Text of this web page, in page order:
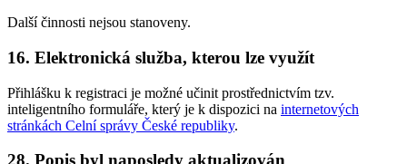
Další činnosti nejsou stanoveny.
16. Elektronická služba, kterou lze využít
Přihlášku k registraci je možné učinit prostřednictvím tzv.
inteligentního formuláře, který je k dispozici na internetových
stránkách Celní správy České republiky.
28. Popis byl naposledy aktualizován